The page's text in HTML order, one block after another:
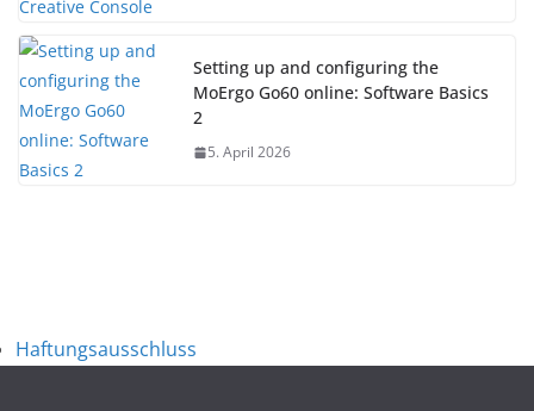
Setting up and configuring the
MoErgo Go60 online: Software Basics
2
5. April 2026
Haftungsausschluss